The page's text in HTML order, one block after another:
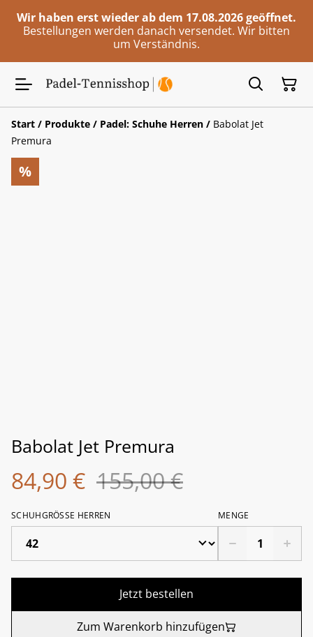
Wir haben erst wieder ab dem 17.08.2026 geöffnet.
Bestellungen werden danach versendet. Wir bitten
um Verständnis.
Start / Produkte / Padel: Schuhe Herren / Babolat Jet
Premura
%
Babolat Jet Premura
84,90 € 155,00 €
SCHUHGRÖSSE HERREN MENGE
Jetzt bestellen
Zum Warenkorb hinzufügen